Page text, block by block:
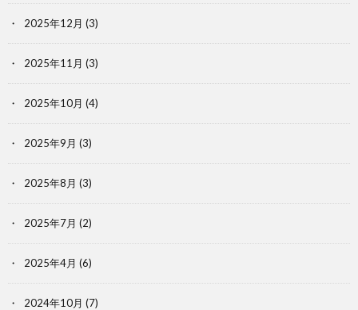
2025年12月 (3)
2025年11月 (3)
2025年10月 (4)
2025年9月 (3)
2025年8月 (3)
2025年7月 (2)
2025年4月 (6)
2024年10月 (7)